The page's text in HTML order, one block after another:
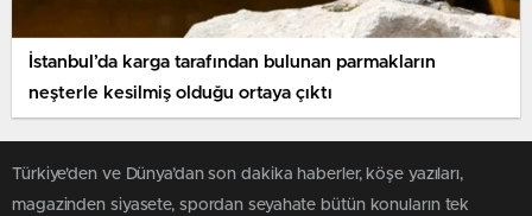
İstanbul’da karga tarafından bulunan parmakların
neşterle kesilmiş olduğu ortaya çıktı
Türkiye'den ve Dünya’dan son dakika haberler, köşe yazıları,
magazinden siyasete, spordan seyahate bütün konuların tek